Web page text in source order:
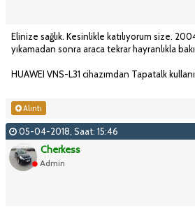
Elinize sağlık. Kesinlikle katılıyorum size.
yıkamadan sonra araca tekrar hayranlıkla
HUAWEI VNS-L31 cihazımdan Tapatalk
Alıntı
05-04-2018, Saat: 15:46
Cherkess
Admin